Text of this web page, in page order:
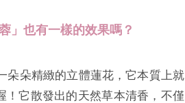
」也有一樣的效果嗎？
朵朵精緻的立體蓮花，它本質上就
！它散發出的天然草本清香，不僅